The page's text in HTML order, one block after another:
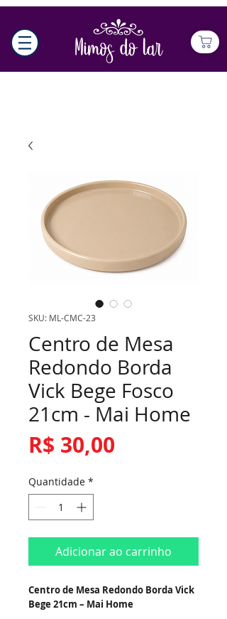
SKU: ML-CMC-23
Centro de Mesa
Redondo Borda
Vick Bege Fosco
21cm - Mai Home
R$ 30,00
Quantidade *
Adicionar ao carrinho
Centro de Mesa Redondo Borda Vick
Bege 21cm – Mai Home